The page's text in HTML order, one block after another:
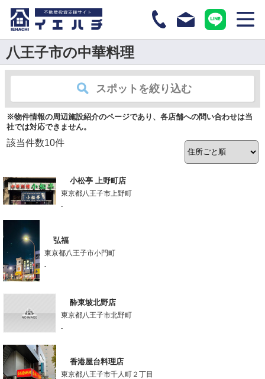
八王子市の中華料理
スポットを絞り込む
※物件情報の周辺施設紹介のページであり、各店舗への問い合わせは当
社では対応できません。
該当件数10件
小松亭 上野町店
東京都八王子市上野町
-
弘福
東京都八王子市小門町
-
酔東坡北野店
東京都八王子市北野町
-
香港屋台料理店
東京都八王子市千人町２丁目